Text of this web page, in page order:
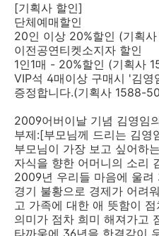
[기획사 할인]
단체예매할인
20인 이상 20%할인 (기획
이전공연티켓소지자 할인
1인1매 - 20%할인 (기획사
VIP석 4매이상 구매시 '김
증정합니다.(기획사 1588-
2009어버이날 기념 김영임
부제:[부모님께 드리는 김영
부모님이 가장 보고 싶어하
자식을 향한 어머니의 소리
2009년 우리들 마음에 울
경기 불황으로 경제가 어려
고 가족에 대한 애 뜻함이
의미가 점차 희미 해져가고
타까움에 36년을 한결같이